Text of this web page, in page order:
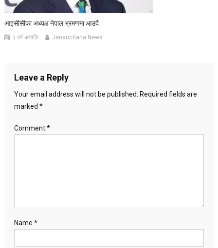
आइसीसीका अध्यक्ष नेपाल भ्रमणमा आउदै
२ वर्ष अगाडि Jansuchana News
Leave a Reply
Your email address will not be published.
Required fields are
marked *
Comment*
Name *